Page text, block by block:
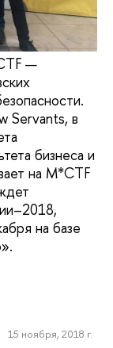
—
Servants, в
бизнеса и
на M*CTF
на базе
15 ноября, 2018 г.